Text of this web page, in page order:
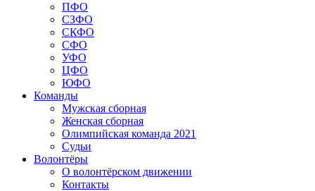
ПФО
СЗФО
СКФО
СФО
УФО
ЦФО
ЮФО
Команды
Мужская сборная
Женская сборная
Олимпийская команда 2021
Судьи
Волонтёры
О волонтёрском движении
Контакты